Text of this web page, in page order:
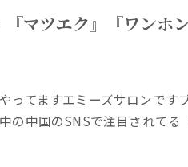
『マツエク』『ワンホ
ってますエミーズサロンです
中国のSNSで注目されてる